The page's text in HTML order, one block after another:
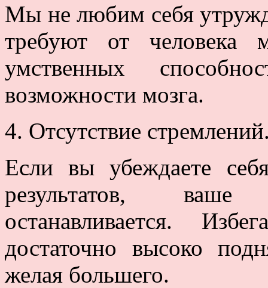
Мы не любим себя
требуют от человека
умственных
возможности мозга.
4. Отсутствие
Если вы убеждаете
результатов, ваше
останавливается.
достаточно высоко
желая большего.